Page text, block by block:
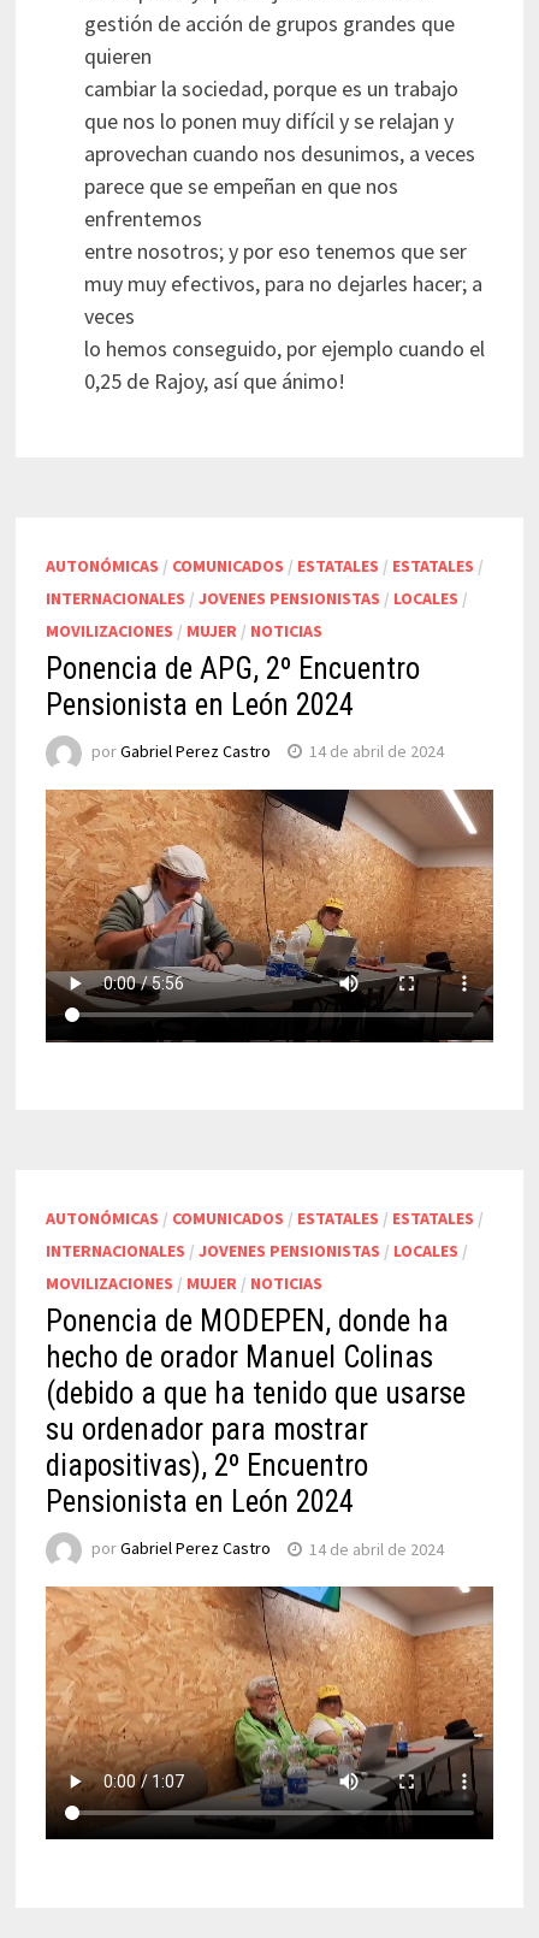
gestión de acción de grupos grandes que
quieren
cambiar la sociedad, porque es un trabajo
que nos lo ponen muy difícil y se relajan y
aprovechan cuando nos desunimos, a veces
parece que se empeñan en que nos
enfrentemos
entre nosotros; y por eso tenemos que ser
muy muy efectivos, para no dejarles hacer; a
veces
lo hemos conseguido, por ejemplo cuando el
0,25 de Rajoy, así que ánimo!
AUTONÓMICAS / COMUNICADOS / ESTATALES / ESTATALES /
INTERNACIONALES / JOVENES PENSIONISTAS / LOCALES /
MOVILIZACIONES / MUJER / NOTICIAS
Ponencia de APG, 2º Encuentro
Pensionista en León 2024
porGabriel Perez Castro 14 de abril de 2024
AUTONÓMICAS / COMUNICADOS / ESTATALES / ESTATALES /
INTERNACIONALES / JOVENES PENSIONISTAS / LOCALES /
MOVILIZACIONES / MUJER/ NOTICIAS
Ponencia de MODEPEN, donde ha
hecho de orador Manuel Colinas
(debido a que ha tenido que usarse
su ordenador para mostrar
diapositivas), 2º Encuentro
Pensionista en León 2024
porGabriel Perez Castro 14 de abril de 2024